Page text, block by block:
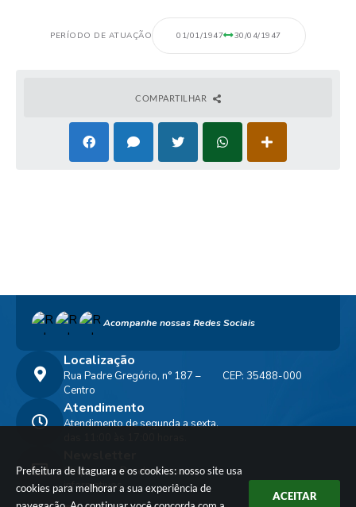
Prefeitura de Itaguara e os cookies: nosso site usa
cookies para melhorar a sua experiência de
ACEITAR
PERÍODO DE ATUAÇÃO 01/01/1947 30/04/1947
COMPARTILHAR
Acompanhe nossas Redes Sociais
Localização
Rua Padre Gregório, n° 187 –
Centro
CEP: 35488-000
Atendimento
Atendimento de segunda a sexta,
Clique para Receber nossos
informativos